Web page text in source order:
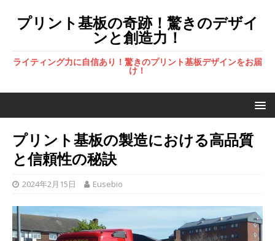
プリント基板の奇跡！驚きのデザイ
ンと創造力！
ライティング力に自信あり！驚きのプリント基板デザインをお届
け！
プリント基板の製造における高品質
と信頼性の秘訣
2024年2月15日 Eusebio